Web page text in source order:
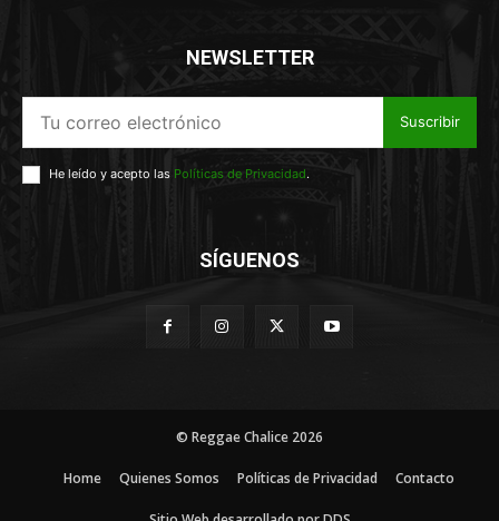
NEWSLETTER
Suscribir
He leído y acepto las Políticas de Privacidad.
SÍGUENOS
© Reggae Chalice 2026
Home Quienes Somos Políticas de Privacidad Contacto